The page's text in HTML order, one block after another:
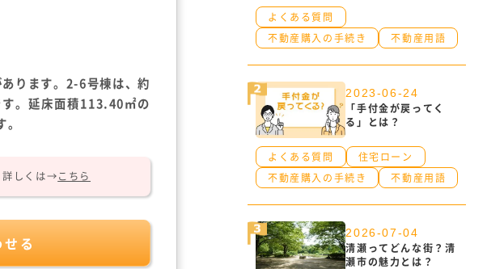
ります。2-6号棟は、約
。延床面積113.40㎡の
詳しくは→こちら
る
よくある質問
不動産購入の手続き
不動産用語
2023-06-24
「手付金が戻ってく
る」とは？
よくある質問
住宅ローン
不動産購入の手続き
不動産用語
2026-07-04
清瀬ってどんな街？清
瀬市の魅力とは？